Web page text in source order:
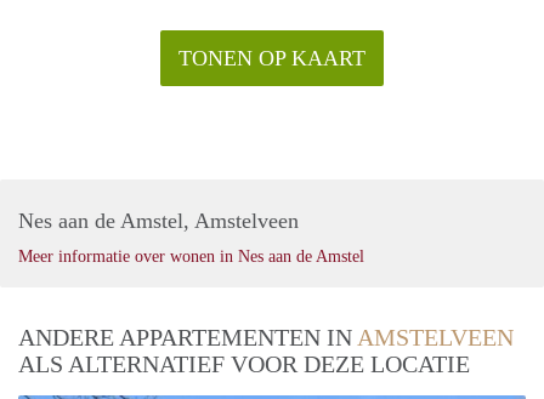
TONEN OP KAART
Nes aan de Amstel, Amstelveen
Meer informatie over wonen in Nes aan de Amstel
ANDERE APPARTEMENTEN IN AMSTELVEEN
ALS ALTERNATIEF VOOR DEZE LOCATIE